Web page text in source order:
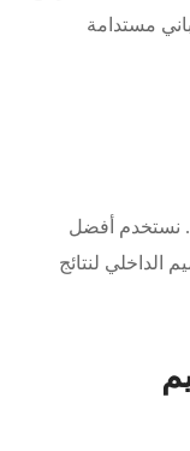
نستخدم أفضل
لنتائج